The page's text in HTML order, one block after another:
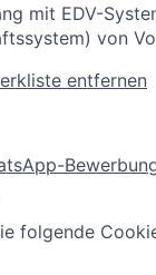
mit EDV-
von
entfernen
folgende